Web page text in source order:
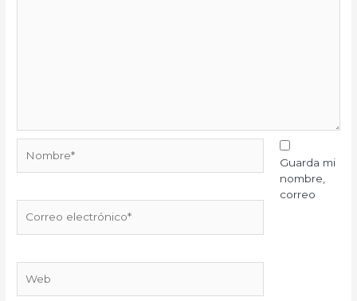
electrónico*
Guarda mi
nombre,
correo